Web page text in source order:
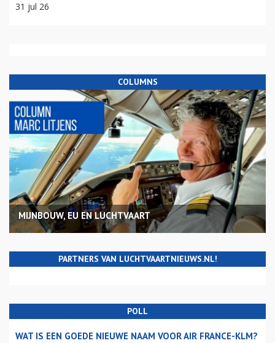
31 jul 26
COLUMNS
MIJNBOUW, EU EN LUCHTVAART
PARTNERS VAN LUCHTVAARTNIEUWS.NL!
POLL
WAT IS EEN GOEDE NIEUWE NAAM VOOR AIR FRANCE-KLM?